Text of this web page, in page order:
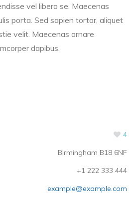
4
Birmingham B18 6NF
+1 222 333 444
example@example.com
vel libero se. Maecenas
porta. Sed sapien tortor, aliquet
velit. Maecenas ornare
dapibus.